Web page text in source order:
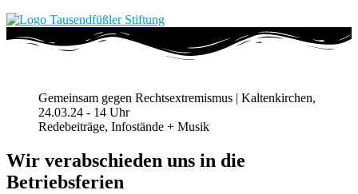
Gemeinsam gegen Rechtsextremismus | Kaltenkirchen,
24.03.24 - 14 Uhr
Redebeiträge, Infostände + Musik
Wir verabschieden uns in die
Betriebsferien